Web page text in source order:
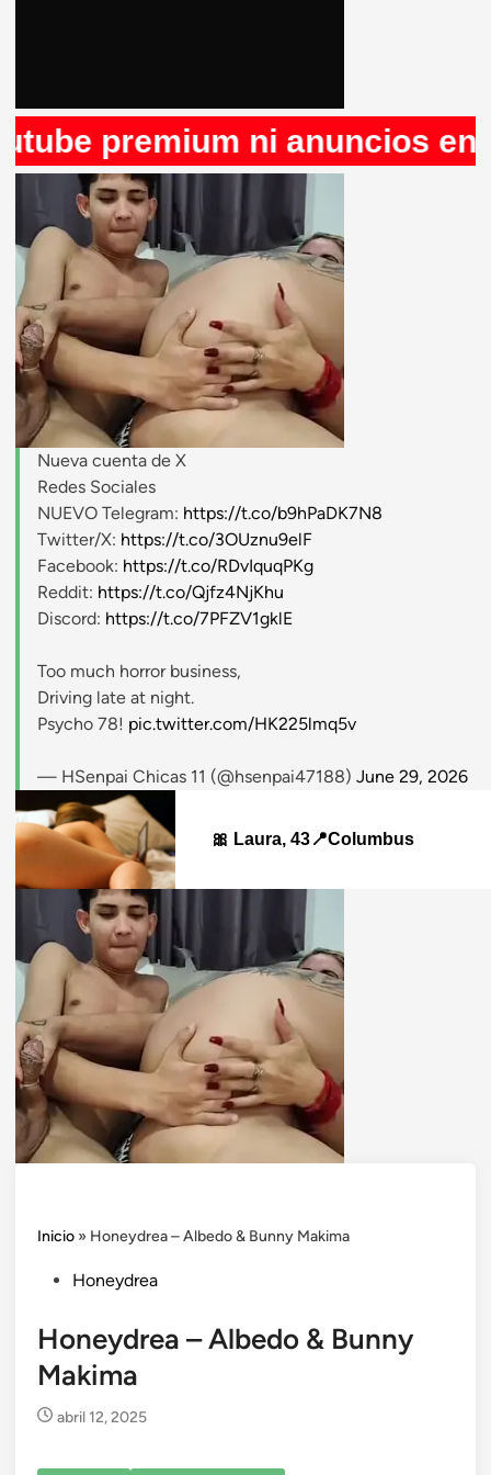
ni anuncios en Rule34,
stripchat.com
Nueva cuenta de X
Redes Sociales
NUEVO Telegram: https://t.co/b9hPaDK7N8
Twitter/X: https://t.co/3OUznu9elF
Facebook: https://t.co/RDvIquqPKg
Reddit: https://t.co/Qjfz4NjKhu
Discord: https://t.co/7PFZV1gklE
Too much horror business,
Driving late at night.
Psycho 78! pic.twitter.com/HK225lmq5v
— HSenpai Chicas 11 (@hsenpai47188) June 29, 2026
🎀 Laura, 43📍Columbus
Inicio » Honeydrea – Albedo & Bunny Makima
PostedHoneydrea
Honeydrea – Albedo & Bunny
Makima
abril 12, 2025